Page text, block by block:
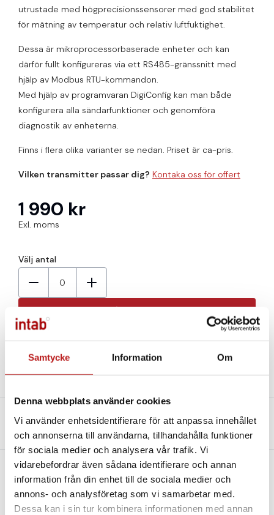
Samtycke Information Om
Denna webbplats använder cookies
Vi använder enhetsidentifierare för att anpassa innehållet
och annonserna till användarna, tillhandahålla funktioner
för sociala medier och analysera vår trafik. Vi
vidarebefordrar även sådana identifierare och annan
information från din enhet till de sociala medier och
annons- och analysföretag som vi samarbetar med.
Dessa kan i sin tur kombinera informationen med annan
utrustade med högprecisionssensorer med god stabilitet
för mätning av temperatur och relativ luftfuktighet.
Dessa är mikroprocessorbaserade enheter och kan
därför fullt konfigureras via ett RS485-gränssnitt med
hjälp av Modbus RTU-kommandon.
Med hjälp av programvaran DigiConfig kan man både
konfigurera alla sändarfunktioner och genomföra
diagnostik av enheterna.
Finns i flera olika varianter se nedan. Priset är ca-pris.
Vilken transmitter passar dig? Kontaka oss för offert
1 990 kr
Exl. moms
Välj antal
0
Välj variant för att se lagerstatus
Filer och Länkar
Finns i flera olika varianter:
8803006430 RHT-WM-485-LCD Wall Mount